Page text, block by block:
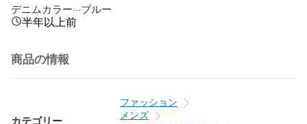
デニムカラー···ブルー
半年以上前
商品の情報
カテゴリー
ファッション
メンズ